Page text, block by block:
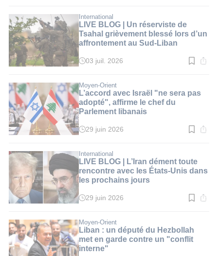
:
2
min.
International
LIVE BLOG | Un réserviste de
Tsahal grièvement blessé lors d’un
affrontement au Sud-Liban
Temps
:
1
min.
03 juil. 2026
Moyen-Orient
L’accord avec Israël "ne sera pas
adopté", affirme le chef du
Parlement libanais
Temps
:
2
min.
29 juin 2026
International
LIVE BLOG | L’Iran dément toute
rencontre avec les États-Unis dans
les prochains jours
Temps
:
1
min.
29 juin 2026
Moyen-Orient
Liban : un député du Hezbollah
met en garde contre un "conflit
interne"